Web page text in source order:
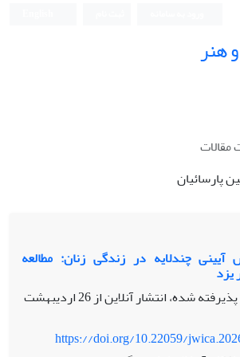
هنر
پارسائیان
چندلایه در زندگی زنان: مطالعه
یزد
شده، انتشار آنلاین از
26 اردیبهشت
https://doi.org/10.22059/